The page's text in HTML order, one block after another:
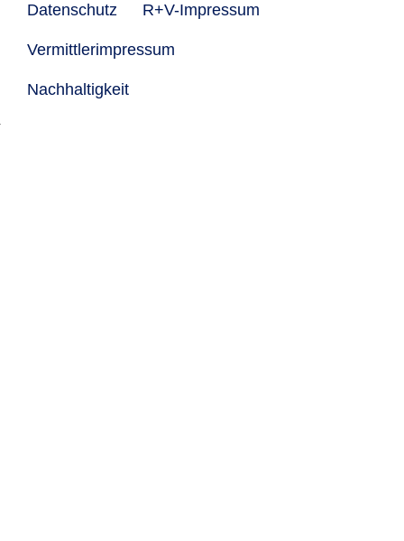
Datenschutz R+V-Impressum
Vermittlerimpressum
Nachhaltigkeit